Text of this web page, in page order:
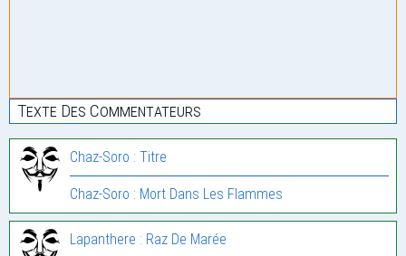
Texte Des Commentateurs
Chaz-Soro : Titre
Chaz-Soro : Mort Dans Les Flammes
Lapanthere : Raz De Marée